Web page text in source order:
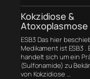
Kokzidiose &
Atoxoplasmose
ESB3 Das hier
Medikament ist ESB3 .
handelt sich um ein
(Sulfonamide) zu
von Kokzidiose …